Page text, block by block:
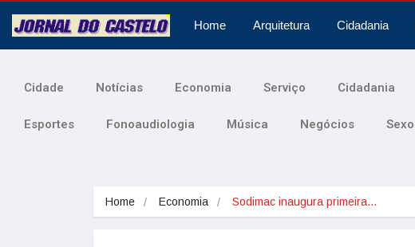
Home Arquitetura Cidadania
Cidade Notícias Economia Serviço Cidadania
Esportes Fonoaudiologia Música Negócios Sexo
Home Economia Sodimac inaugura primeira…